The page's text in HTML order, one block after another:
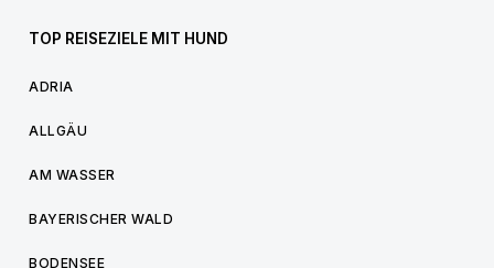
TOP REISEZIELE MIT HUND
ADRIA
ALLGÄU
AM WASSER
BAYERISCHER WALD
BODENSEE